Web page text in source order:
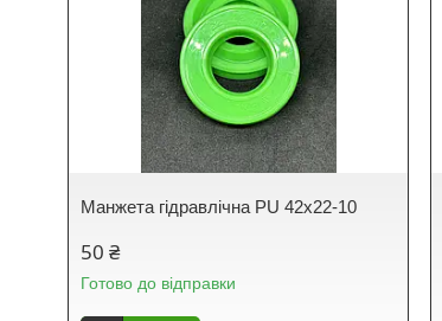
Манжета гідравлічна PU 42х22-10
50 ₴
Готово до відправки